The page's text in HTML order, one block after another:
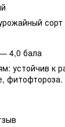
сорт
4,0 бала
устойчив к
фитофтороза.